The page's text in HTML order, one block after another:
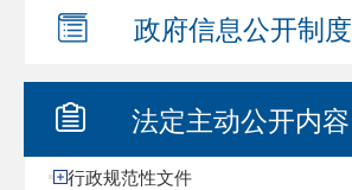
政府信息公开制度
法定主动公开内容
行政规范性文件